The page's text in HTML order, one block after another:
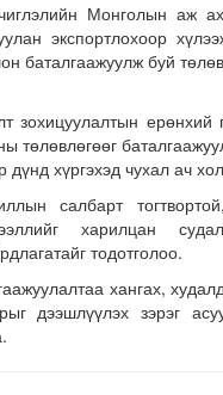
Монголын аж
экспортлохоор
баталгаажуулж буй
зохицуулалтын
төлөвлөгөөг
хүргэхэд чухал ач
салбарт
харилцан
тодотголоо.
хангах,
дээшлүүлэх зэрэг